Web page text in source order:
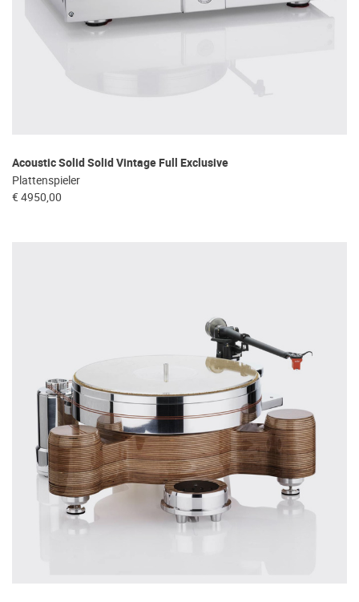
Acoustic Solid Solid Vintage Full Exclusive
Plattenspieler
€ 4950,00